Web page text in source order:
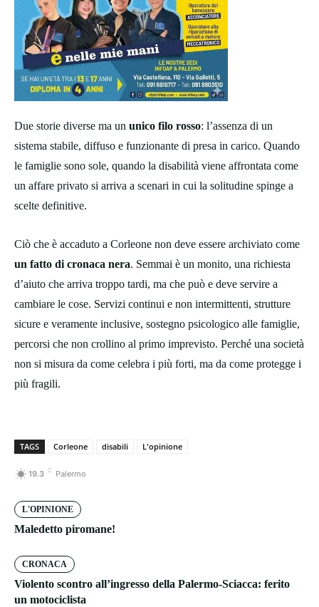
Due storie diverse ma un unico filo rosso: l’assenza di un
sistema stabile, diffuso e funzionante di presa in carico. Quando
le famiglie sono sole, quando la disabilità viene affrontata come
un affare privato si arriva a scenari in cui la solitudine spinge a
scelte definitive.
Ciò che è accaduto a Corleone non deve essere archiviato come
un fatto di cronaca nera. Semmai è un monito, una richiesta
d’aiuto che arriva troppo tardi, ma che può e deve servire a
cambiare le cose. Servizi continui e non intermittenti, strutture
sicure e veramente inclusive, sostegno psicologico alle famiglie,
percorsi che non crollino al primo imprevisto. Perché una società
non si misura da come celebra i più forti, ma da come protegge i
più fragili.
TAGS Corleone disabili L'opinione
19.3 C Palermo
L'OPINIONE
Maledetto piromane!
CRONACA
Violento scontro all’ingresso della Palermo-Sciacca: ferito
un motociclista